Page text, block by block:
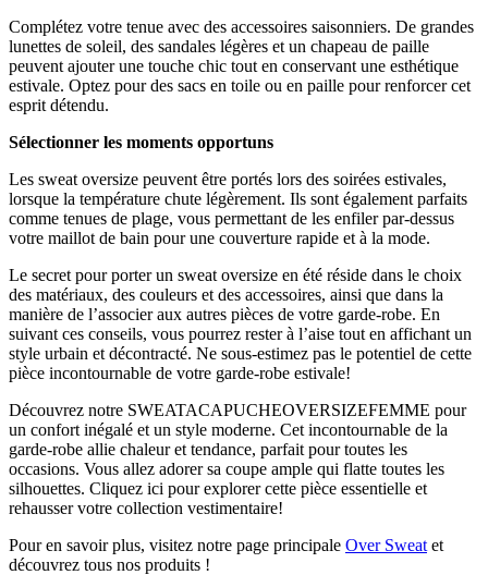
Complétez votre tenue avec des accessoires saisonniers. De grandes
lunettes de soleil, des sandales légères et un chapeau de paille
peuvent ajouter une touche chic tout en conservant une esthétique
estivale. Optez pour des sacs en toile ou en paille pour renforcer cet
esprit détendu.
Sélectionner les moments opportuns
Les sweat oversize peuvent être portés lors des soirées estivales,
lorsque la température chute légèrement. Ils sont également parfaits
comme tenues de plage, vous permettant de les enfiler par-dessus
votre maillot de bain pour une couverture rapide et à la mode.
Le secret pour porter un sweat oversize en été réside dans le choix
des matériaux, des couleurs et des accessoires, ainsi que dans la
manière de l’associer aux autres pièces de votre garde-robe. En
suivant ces conseils, vous pourrez rester à l’aise tout en affichant un
style urbain et décontracté. Ne sous-estimez pas le potentiel de cette
pièce incontournable de votre garde-robe estivale!
Découvrez notre SWEATACAPUCHEOVERSIZEFEMME pour
un confort inégalé et un style moderne. Cet incontournable de la
garde-robe allie chaleur et tendance, parfait pour toutes les
occasions. Vous allez adorer sa coupe ample qui flatte toutes les
silhouettes. Cliquez ici pour explorer cette pièce essentielle et
rehausser votre collection vestimentaire!
Pour en savoir plus, visitez notre page principale Over Sweat et
découvrez tous nos produits !